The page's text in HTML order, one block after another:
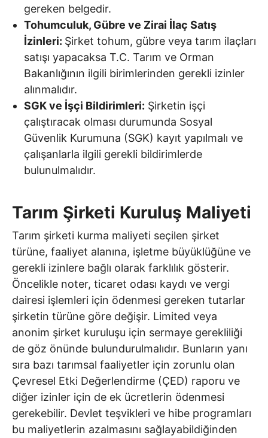
gereken belgedir.
Tohumculuk, Gübre ve Zirai İlaç Satış
İzinleri: Şirket tohum, gübre veya tarım ilaçları
satışı yapacaksa T.C. Tarım ve Orman
Bakanlığının ilgili birimlerinden gerekli izinler
alınmalıdır.
SGK ve İşçi Bildirimleri: Şirketin işçi
çalıştıracak olması durumunda Sosyal
Güvenlik Kurumuna (SGK) kayıt yapılmalı ve
çalışanlarla ilgili gerekli bildirimlerde
bulunulmalıdır.
Tarım Şirketi Kuruluş Maliyeti
Tarım şirketi kurma maliyeti seçilen şirket
türüne, faaliyet alanına, işletme büyüklüğüne ve
gerekli izinlere bağlı olarak farklılık gösterir.
Öncelikle noter, ticaret odası kaydı ve vergi
dairesi işlemleri için ödenmesi gereken tutarlar
şirketin türüne göre değişir. Limited veya
anonim şirket kuruluşu için sermaye gerekliliği
de göz önünde bulundurulmalıdır. Bunların yanı
sıra bazı tarımsal faaliyetler için zorunlu olan
Çevresel Etki Değerlendirme (ÇED) raporu ve
diğer izinler için de ek ücretlerin ödenmesi
gerekebilir. Devlet teşvikleri ve hibe programları
bu maliyetlerin azalmasını sağlayabildiğinden